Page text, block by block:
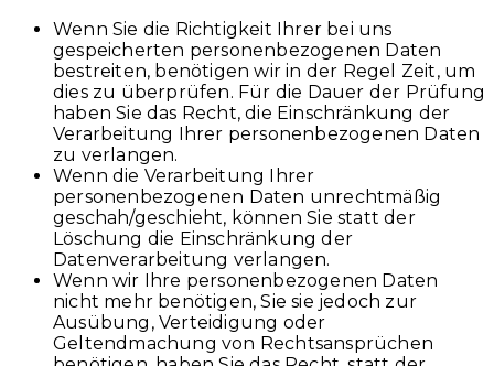
Wenn Sie die Richtigkeit Ihrer bei uns
gespeicherten personenbezogenen Daten
bestreiten, benötigen wir in der Regel Zeit, um
dies zu überprüfen. Für die Dauer der Prüfung
haben Sie das Recht, die Einschränkung der
Verarbeitung Ihrer personenbezogenen Daten
zu verlangen.
Wenn die Verarbeitung Ihrer
personenbezogenen Daten unrechtmäßig
geschah/geschieht, können Sie statt der
Löschung die Einschränkung der
Datenverarbeitung verlangen.
Wenn wir Ihre personenbezogenen Daten
nicht mehr benötigen, Sie sie jedoch zur
Ausübung, Verteidigung oder
Geltendmachung von Rechtsansprüchen